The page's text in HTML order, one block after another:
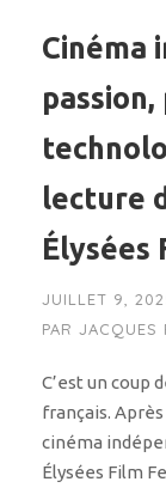
Cinéma
lecture
Élysées
JUILLET 9,
PAR JACQUES
C’est un coup
français.
cinéma
Élysées Film